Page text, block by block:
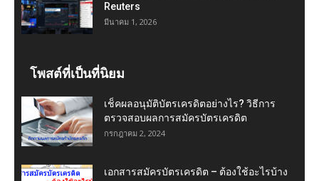
Reuters
มีนาคม 1, 2026
โพสต์ที่เป็นที่นิยม
เช็คผลอนุมัติบัตรเครดิตอย่างไร? วิธีการ
ตรวจสอบผลการสมัครบัตรเครดิต
กรกฎาคม 2, 2024
เอกสารสมัครบัตรเครดิต – ต้องใช้อะไรบ้าง